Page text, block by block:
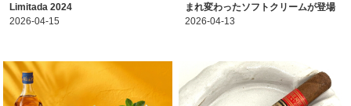
Limitada 2024
2026-04-15
まれ変わったソフトクリームが登場
2026-04-13